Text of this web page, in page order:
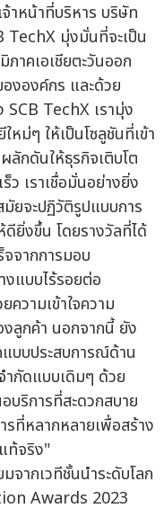
าหน้าที่บริหาร บริษัท
TechX มุ่งมั่นที่จะเป็น
าคเอเชียตะวันออก
งองค์กร และด้วย
TechX เรามุ่ง
หม่ๆ ให้เป็นโซลูชันที่เข้า
ลักดันให้ธุรกิจเติบโต
ว เราเชื่อมั่นอย่างยิ่ง
มัยจะปฏิวัติรูปแบบการ
ดียิ่งขึ้น โดยรางวัลที่ได้
จจากการมอบ
แบบไร้รอยต่อ
วามเข้าใจความ
ลูกค้า นอกจากนี้ ยัง
บบประสบการณ์ด้าน
ำกัดแบบเดิมๆ ด้วย
บริการที่สะดวกสบาย
รที่หลากหลายเพื่อสร้าง
ท้จริง"